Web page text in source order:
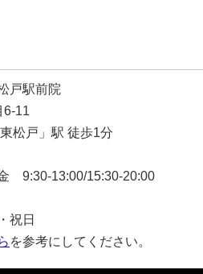
戸駅前院
6-11
松戸」駅 徒歩1分
9:30-13:00/15:30-20:00
祝日
を参考にしてください。